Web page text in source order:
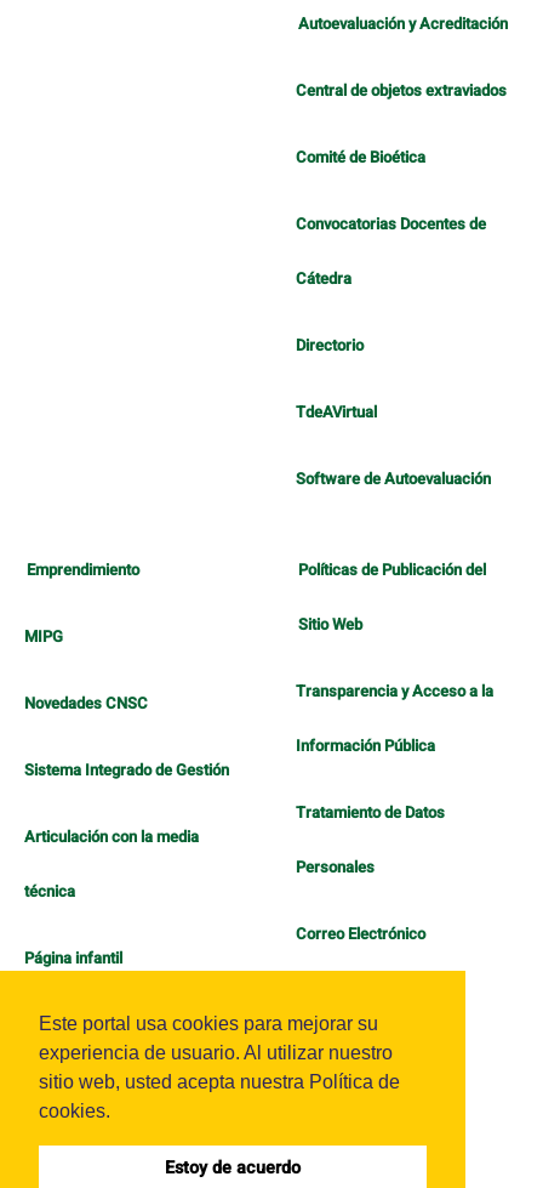
Este portal usa cookies para mejorar su
experiencia de usuario. Al utilizar nuestro
sitio web, usted acepta nuestra Política de
cookies.
Estoy de acuerdo
Autoevaluación y Acreditación
Central de objetos extraviados
Comité de Bioética
Convocatorias Docentes de
Cátedra
Directorio
TdeAVirtual
Software de Autoevaluación
Emprendimiento
MIPG
Novedades CNSC
Sistema Integrado de Gestión
Articulación con la media
técnica
Página infantil
Políticas de Publicación del
Sitio Web
Transparencia y Acceso a la
Información Pública
Tratamiento de Datos
Personales
Correo Electrónico